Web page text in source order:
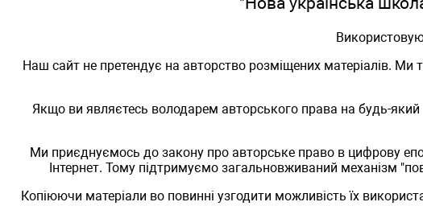
Наш сайт не претендує на авторство розміщених матеріалів. Ми
Якщо ви являєтесь володарем авторського права на будь-який
Ми приєднуємось до закону про авторське право в цифрову
Інтернет. Тому підтримуємо загальновживаний механізм
Копіюючи матеріали во повинні узгодити можливість їх